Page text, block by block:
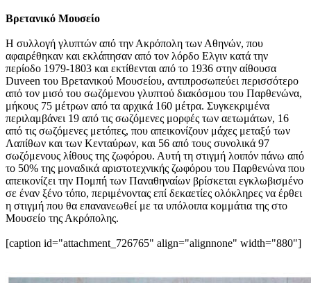
Βρετανικό Μουσείο
Η συλλογή γλυπτών από την Ακρόπολη των Αθηνών, που
αφαιρέθηκαν και εκλάπησαν από τον λόρδο Ελγιν κατά την
περίοδο 1979-1803 και εκτίθενται από το 1936 στην αίθουσα
Duveen του Βρετανικού Μουσείου, αντιπροσωπεύει περισσότερο
από τον μισό του σωζόμενου γλυπτού διακόσμου του Παρθενώνα,
μήκους 75 μέτρων από τα αρχικά 160 μέτρα. Συγκεκριμένα
περιλαμβάνει 19 από τις σωζόμενες μορφές των αετωμάτων, 16
από τις σωζόμενες μετόπες, που απεικονίζουν μάχες μεταξύ των
Λαπίθων και των Κενταύρων, και 56 από τους συνολικά 97
σωζόμενους λίθους της ζωφόρου. Αυτή τη στιγμή λοιπόν πάνω από
το 50% της μοναδικά αριστοτεχνικής ζωφόρου του Παρθενώνα που
απεικονίζει την Πομπή των Παναθηναίων βρίσκεται εγκλωβισμένο
σε έναν ξένο τόπο, περιμένοντας επί δεκαετίες ολόκληρες να έρθει
η στιγμή που θα επανανεωθεί με τα υπόλοιπα κομμάτια της στο
Μουσείο της Ακρόπολης.
[caption id="attachment_726765" align="alignnone" width="880"]